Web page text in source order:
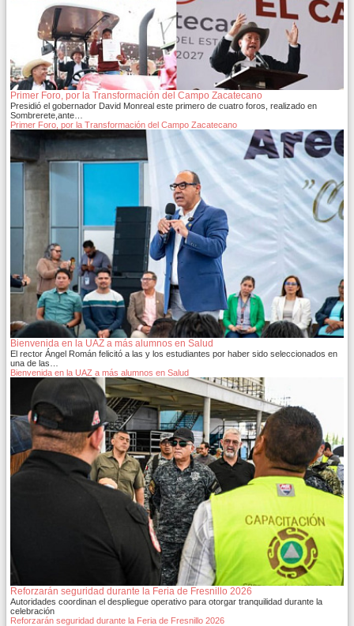
Primer Foro, por la Transformación del Campo Zacatecano
Presidió el gobernador David Monreal este primero de cuatro foros, realizado en
Sombrerete,ante…
Primer Foro, por la Transformación del Campo Zacatecano
Bienvenida en la UAZ a más alumnos en Salud
El rector Ángel Román felicitó a las y los estudiantes por haber sido seleccionados en
una de las…
Bienvenida en la UAZ a más alumnos en Salud
Reforzarán seguridad durante la Feria de Fresnillo 2026
Autoridades coordinan el despliegue operativo para otorgar tranquilidad durante la
celebración
Reforzarán seguridad durante la Feria de Fresnillo 2026